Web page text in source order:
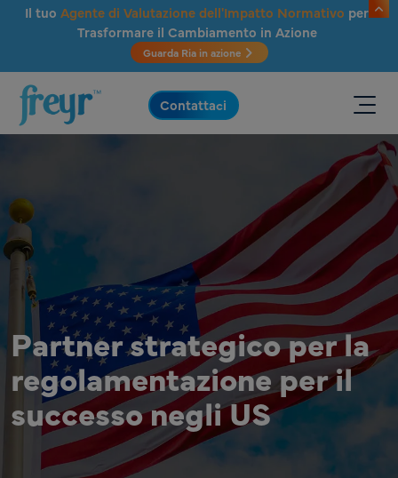
Salta al contenuto principale
Il tuo Agente di Valutazione dell'Impatto Normativo per
Trasformare il Cambiamento in Azione
Guarda Ria in azione
.
Contattaci
Partner strategico per la
regolamentazione per il
successo negli US